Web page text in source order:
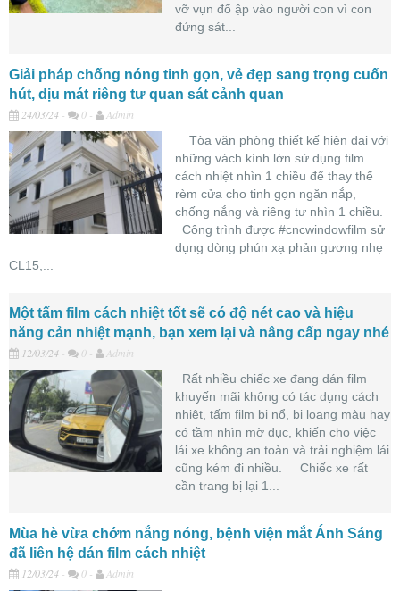
NHẬN ƯU ĐÃI
vỡ vụn đổ ập vào người con vì con
đứng sát...
Giải pháp chống nóng tinh gọn, vẻ đẹp sang trọng cuốn
hút, dịu mát riêng tư quan sát cảnh quan
24/03/24 - 0 -
Admin
Tòa văn phòng thiết kế hiện đại với
những vách kính lớn sử dụng film
cách nhiệt nhìn 1 chiều để thay thế
rèm cửa cho tinh gọn ngăn nắp,
chống nắng và riêng tư nhìn 1 chiều.
Công trình được #cncwindowfilm sử
dụng dòng phún xạ phản gương nhẹ
CL15,...
Một tấm film cách nhiệt tốt sẽ có độ nét cao và hiệu
năng cản nhiệt mạnh, bạn xem lại và nâng cấp ngay nhé
12/03/24 - 0 -
Admin
Rất nhiều chiếc xe đang dán film
khuyến mãi không có tác dụng cách
nhiệt, tấm film bị nổ, bị loang màu hay
có tầm nhìn mờ đục, khiến cho việc
lái xe không an toàn và trải nghiệm lái
cũng kém đi nhiều. Chiếc xe rất
cần trang bị lại 1...
Mùa hè vừa chớm nắng nóng, bệnh viện mắt Ánh Sáng
đã liên hệ dán film cách nhiệt
12/03/24 - 0 -
Admin